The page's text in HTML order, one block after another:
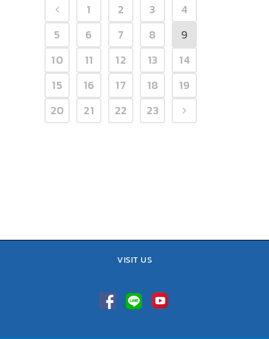
1 2 3
4
5
6 7 8
9
10
11 12 13
14
15
16 17 18
19
20
21 22 23
VISIT US